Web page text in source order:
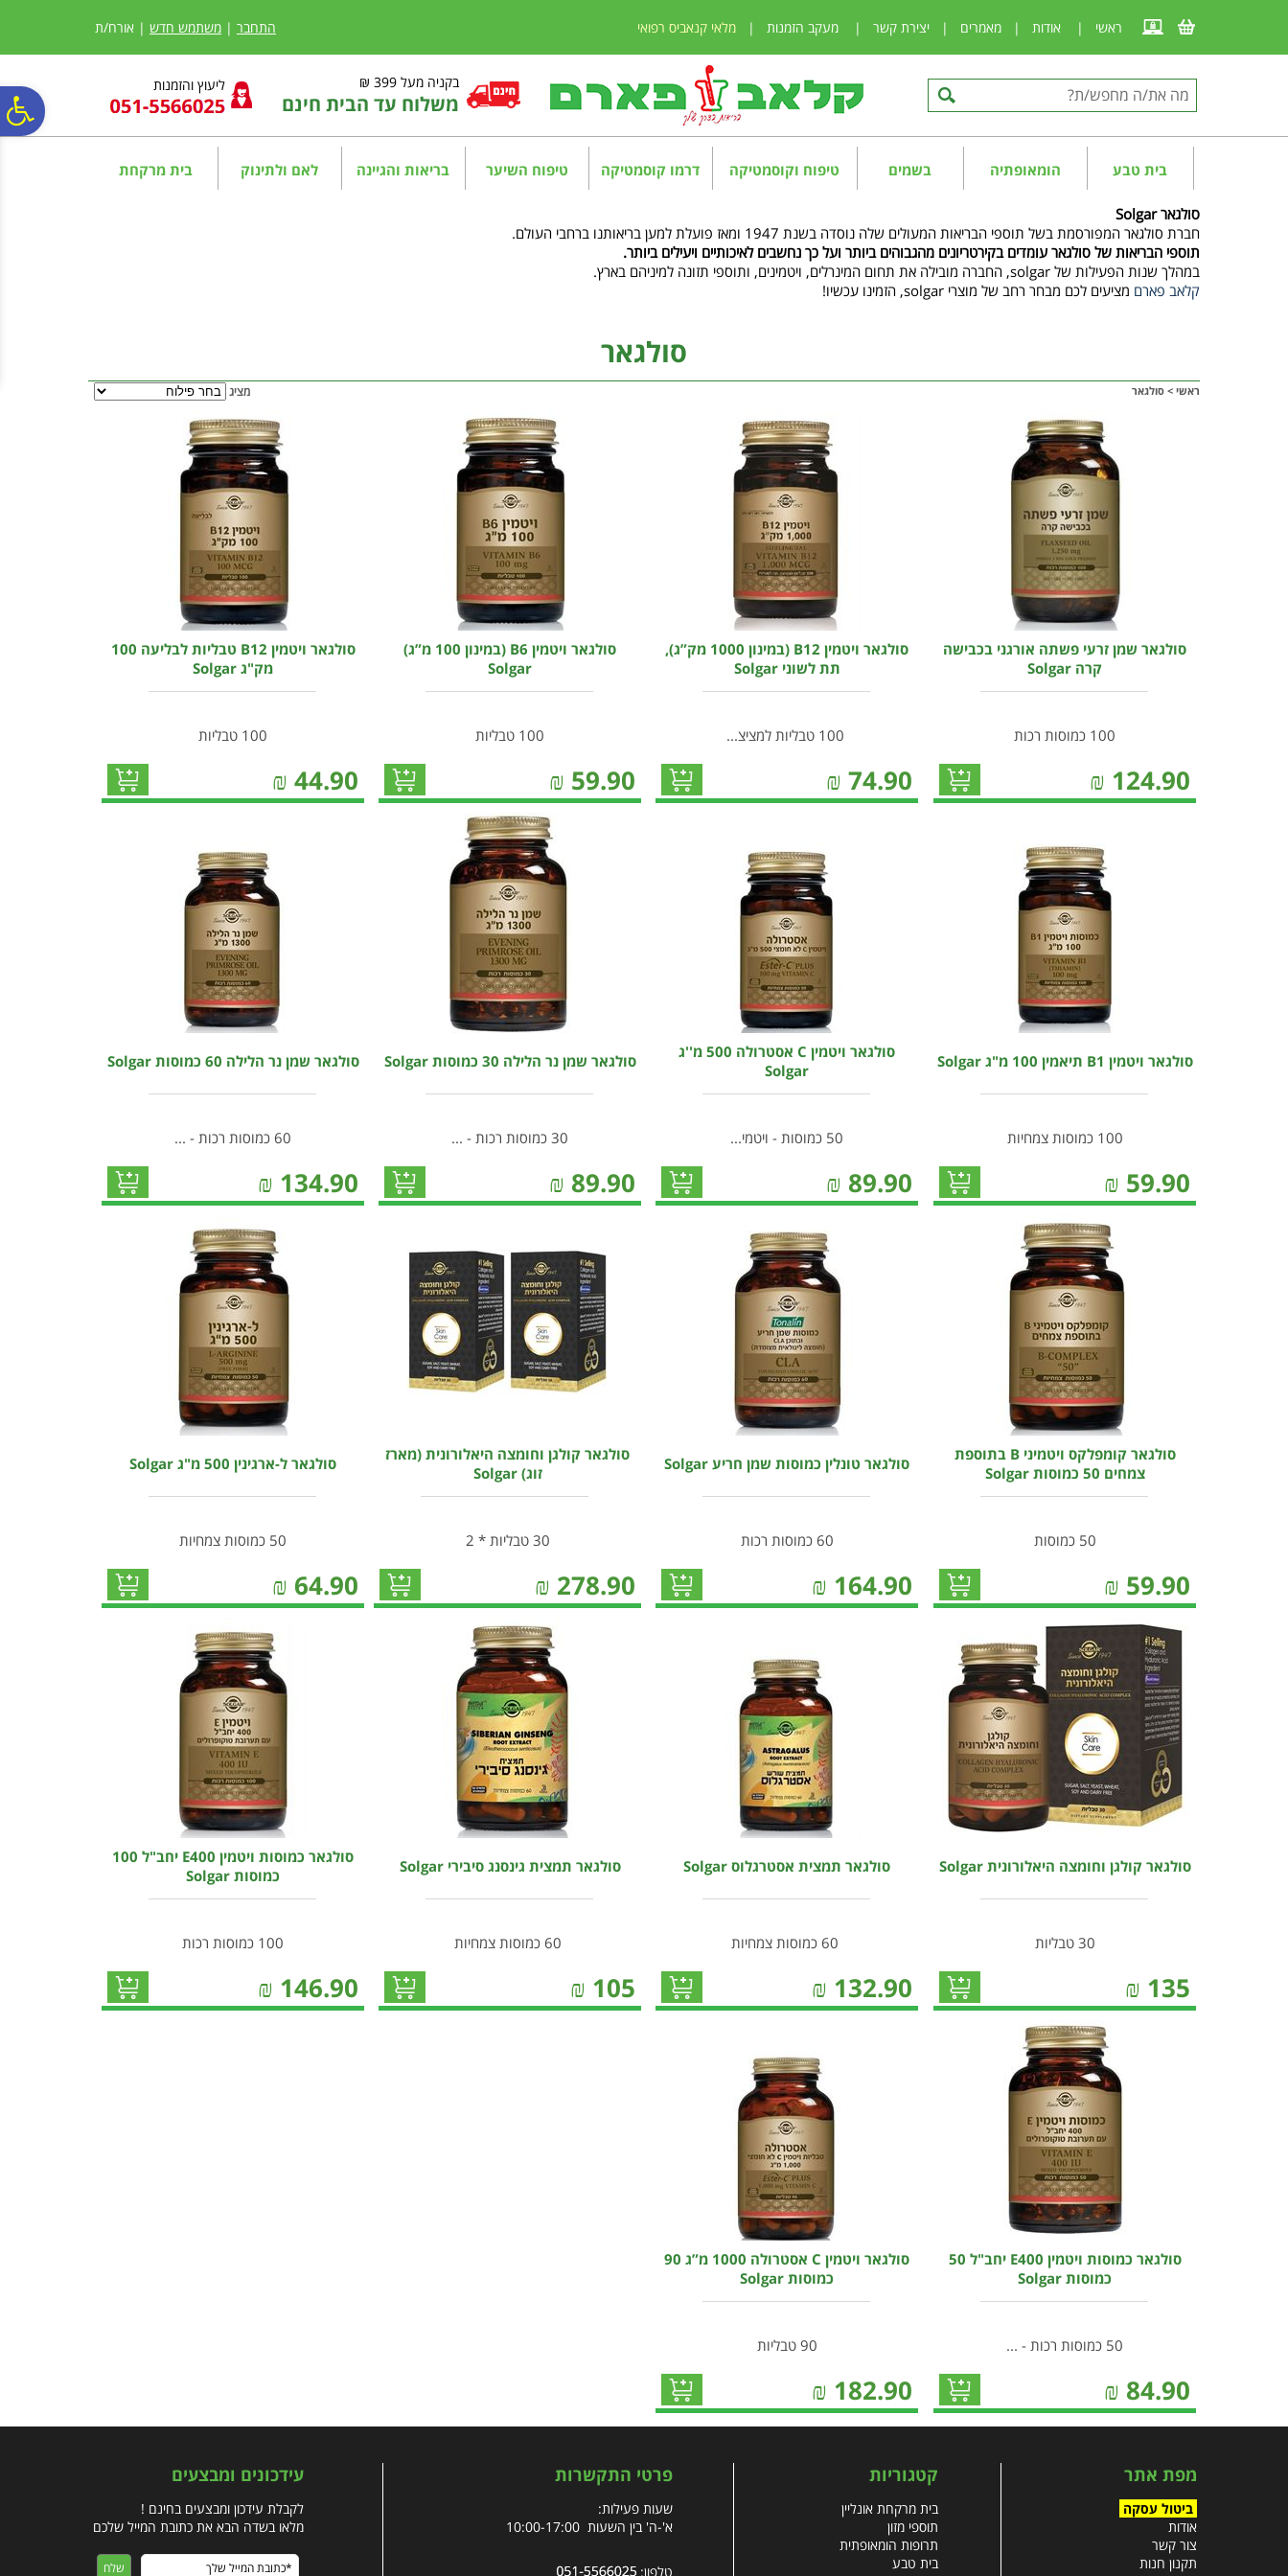
נגישות
אתר
המרכזי
ראשי | אודות | מאמרים | יצירת קשר | מעקב הזמנות | מלאי קנאביס רפואי התחבר | משתמש חדש | אורח/ת
בקניה מעל 399 ₪
משלוח עד הבית חינם
ליעוץ והזמנות
בית טבע הומאופתיה בשמים טיפוח וקוסמטיקה דרמו קוסמטיקה טיפוח השיער בריאות והגיינה לאם ולתינוק בית מרקחת
סולגאר Solgar
חברת סולגאר המפורסמת בשל תוספי הבריאות המעולים שלה נוסדה בשנת 1947 ומאז פועלת למען בריאותנו ברחבי העולם.
תוספי הבריאות של סולגאר עומדים בקירטריונים מהגבוהים ביותר ועל כך נחשבים לאיכותיים ויעילים ביותר.
במהלך שנות הפעילות של solgar, החברה מובילה את תחום המינרלים, ויטמינים, ותוספי תזונה למיניהם בארץ.
קלאב פארם מציעים לכם מבחר רחב של מוצרי solgar, הזמינו עכשיו!
סולגאר
ראשי > סולגאר מציג
סולגאר שמן זרעי פשתה אורגני בכבישה
קרה Solgar
100 כמוסות רכות
124.90
₪
סולגאר ויטמין B12 (במינון 1000 מק”ג),
תת לשוני Solgar
74.90
₪
סולגאר ויטמין B6 (במינון 100 מ”ג)
Solgar
100 טבליות
59.90
₪
סולגאר ויטמין B12 טבליות לבליעה 100
מק"ג Solgar
100 טבליות
44.90
₪
סולגאר ויטמין B1 תיאמין 100 מ"ג Solgar
100 כמוסות צמחיות
59.90
₪
סולגאר ויטמין C אסטרולה 500 מ''ג
Solgar
50 כמוסות - ויטמי...
89.90
₪
סולגאר שמן נר הלילה 30 כמוסות Solgar
30 כמוסות רכות - ...
89.90
₪
סולגאר שמן נר הלילה 60 כמוסות Solgar
60 כמוסות רכות - ...
134.90
₪
סולגאר קומפלקס ויטמיני B בתוספת
צמחים 50 כמוסות Solgar
50 כמוסות
59.90
₪
סולגאר טונלין כמוסות שמן חריע Solgar
60 כמוסות רכות
164.90
₪
סולגאר קולגן וחומצה היאלורונית (מארז
זוג) Solgar
30 טבליות * 2
278.90
₪
סולגאר ל-ארגינין 500 מ"ג Solgar
50 כמוסות צמחיות
64.90
₪
סולגאר קולגן וחומצה היאלורונית Solgar
30 טבליות
135
₪
סולגאר תמצית אסטרגלוס Solgar
132.90
₪
סולגאר תמצית גינסנג סיבירי Solgar
105
₪
סולגאר כמוסות ויטמין E400 יחב"ל 100
כמוסות Solgar
100 כמוסות רכות
146.90
₪
סולגאר כמוסות ויטמין E400 יחב"ל 50
כמוסות Solgar
50 כמוסות רכות - ...
84.90
₪
סולגאר ויטמין C אסטרולה 1000 מ”ג 90
כמוסות Solgar
90 טבליות
182.90
₪
מפת אתר
ביטול עסקה
אודות
צור קשר
תקנון חנות
קטגוריות
בית מרקחת אונליין
תוספי מזון
תרופות הומאופתית
בית טבע
פרטי התקשרות
שעות פעילות:
א'-ה' בין השעות 10:00-17:00
טלפון:
עידכונים ומבצעים
לקבלת עידכון ומבצעים בחינם !
מלאו בשדה הבא את כתובת המייל שלכם